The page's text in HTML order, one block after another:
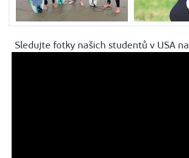
Sledujte fotky našich studentů v USA na